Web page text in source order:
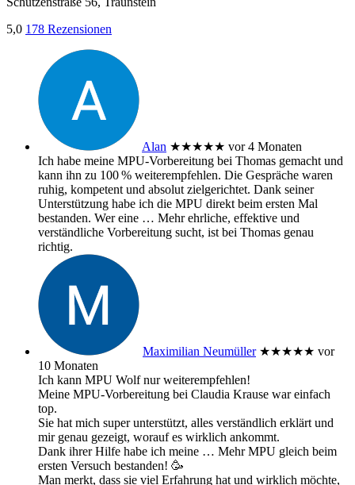
5,0 178 Rezensionen
Alan ★★★★★ vor 4 Monaten
Ich habe meine MPU‑Vorbereitung bei Thomas gemacht und
kann ihn zu 100 % weiterempfehlen. Die Gespräche waren
ruhig, kompetent und absolut zielgerichtet. Dank seiner
Unterstützung habe ich die MPU direkt beim ersten Mal
bestanden. Wer eine … Mehrehrliche, effektive und
verständliche Vorbereitung sucht, ist bei Thomas genau
richtig.
Maximilian Neumüller ★★★★★ vor
10 Monaten
Ich kann MPU Wolf nur weiterempfehlen!
Meine MPU-Vorbereitung bei Claudia Krause war einfach
top.
Sie hat mich super unterstützt, alles verständlich erklärt und
mir genau gezeigt, worauf es wirklich ankommt.
Dank ihrer Hilfe habe ich meine … MehrMPU gleich beim
ersten Versuch bestanden! 🥳
Man merkt, dass sie viel Erfahrung hat und wirklich möchte,